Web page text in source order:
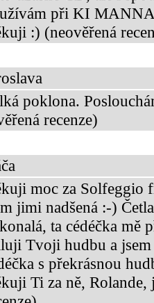
při KI MANNA
:) (neověřená
poklona.
recenze)
moc za Solfeggio
jimi nadšená :-)
ta cédéčka mě
Tvoji hudbu a jsem
s překrásnou
Ti za ně, Rolande,